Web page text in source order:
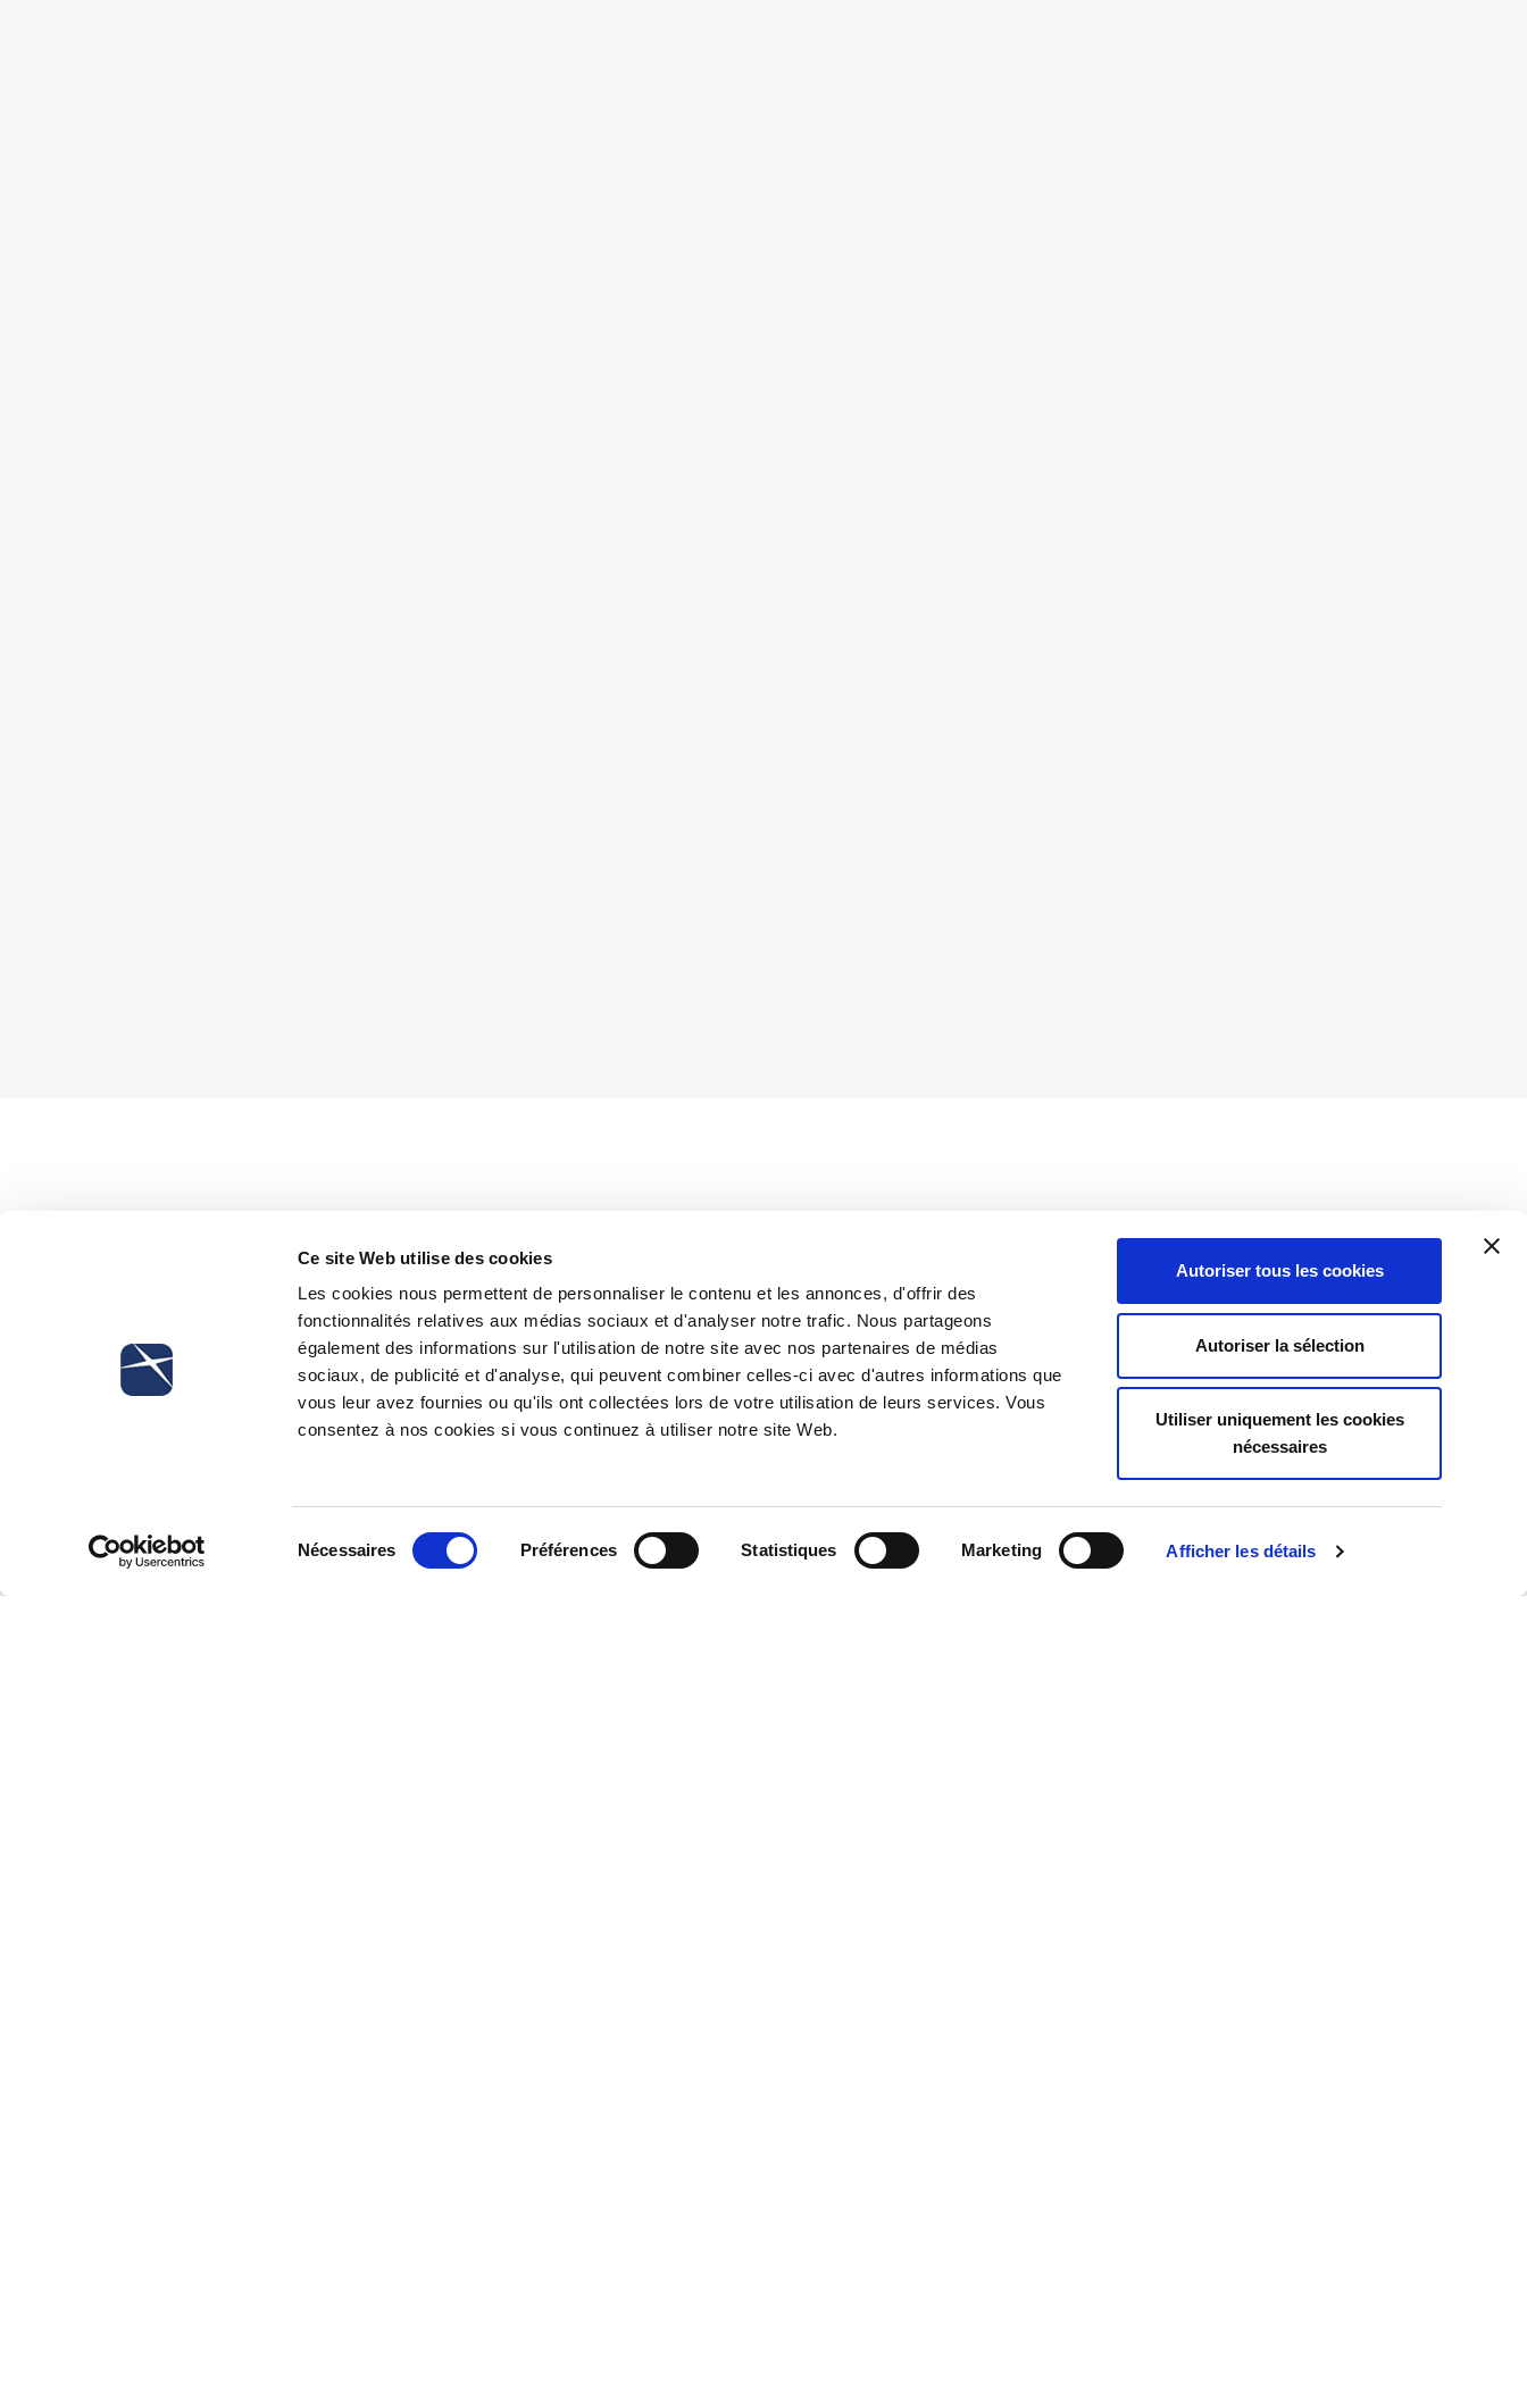
Ce site Web utilise des cookies
Les cookies nous permettent de personnaliser le contenu et les annonces, d'offrir des
fonctionnalités relatives aux médias sociaux et d'analyser notre trafic. Nous partageons
également des informations sur l'utilisation de notre site avec nos partenaires de médias
sociaux, de publicité et d'analyse, qui peuvent combiner celles-ci avec d'autres informations que
vous leur avez fournies ou qu'ils ont collectées lors de votre utilisation de leurs services. Vous
consentez à nos cookies si vous continuez à utiliser notre site Web.
Nécessaires Préférences Statistiques Marketing Afficher les détails
Autoriser tous les cookies
Autoriser la sélection
Utiliser uniquement les cookies
nécessaires
different from the one given by INPS. According to the Ministry, in fact, such treatment has to be granted to all those who
Gestione separata INPS , including the members of the Board of Directors of the “Srl”, excluding only those
who are enrolled in different social security plans and the retired persons. On the contrary, through note no. 12768/2007,
INPS excluded some categories such as directors.
Inscrivez-vous à notre lettre d’information
Insights
Practice
Publications
Tu sais que